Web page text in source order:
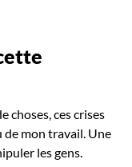
choses, ces crises
de mon travail. Une
les gens.